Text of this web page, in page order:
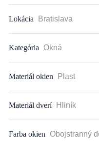
Lokácia Bratislava
Kategória Okná
Materiál okien Plast
Materiál dverí Hliník
Farba okien Obojstranný